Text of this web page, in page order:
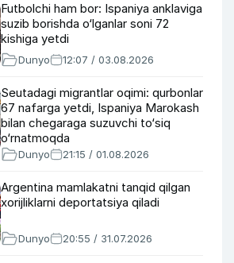
Futbolchi ham bor: Ispaniya anklaviga
suzib borishda o‘lganlar soni 72
kishiga yetdi
Dunyo 12:07 / 03.08.2026
Seutadagi migrantlar oqimi: qurbonlar
67 nafarga yetdi, Ispaniya Marokash
bilan chegaraga suzuvchi to‘siq
o‘rnatmoqda
Dunyo 21:15 / 01.08.2026
Argentina mamlakatni tanqid qilgan
xorijliklarni deportatsiya qiladi
Dunyo 20:55 / 31.07.2026